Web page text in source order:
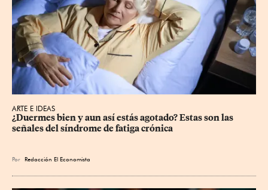
ARTE E IDEAS
¿Duermes bien y aun así estás agotado? Estas son las
señales del síndrome de fatiga crónica
Por Redacción El Economista